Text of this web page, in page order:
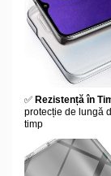
✅ Rezistență în
protecție de lungă
timp